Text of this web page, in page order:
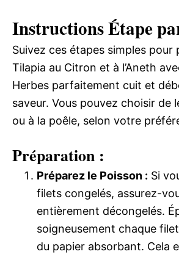
Instructions Étape
Suivez ces étapes simples pour
Tilapia au Citron et à l’Aneth
Herbes parfaitement cuit et
saveur. Vous pouvez choisir de
ou à la poêle, selon votre
Préparation :
Préparez le Poisson : Si
filets congelés, assurez-
entièrement décongelés.
soigneusement chaque
du papier absorbant. Cela